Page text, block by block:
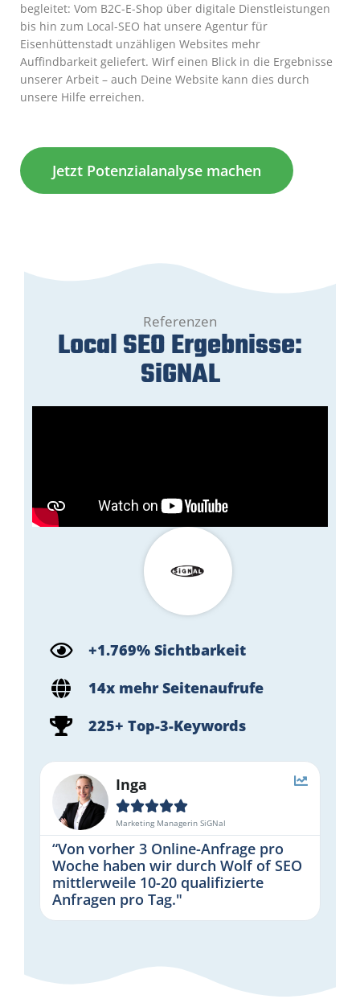
begleitet: Vom B2C-E-Shop über digitale Dienstleistungen
bis hin zum Local-SEO hat unsere Agentur für
Eisenhüttenstadt unzähligen Websites mehr
Auffindbarkeit geliefert. Wirf einen Blick in die Ergebnisse
unserer Arbeit – auch Deine Website kann dies durch
unsere Hilfe erreichen.
Jetzt Potenzialanalyse machen
Referenzen
Local SEO Ergebnisse:
SiGNAL
+1.769% Sichtbarkeit
14x mehr Seitenaufrufe
225+ Top-3-Keywords
Inga

Marketing Managerin SiGNal
“Von vorher 3 Online-Anfrage pro
Woche haben wir durch Wolf of SEO
mittlerweile 10-20 qualifizierte
Anfragen pro Tag."